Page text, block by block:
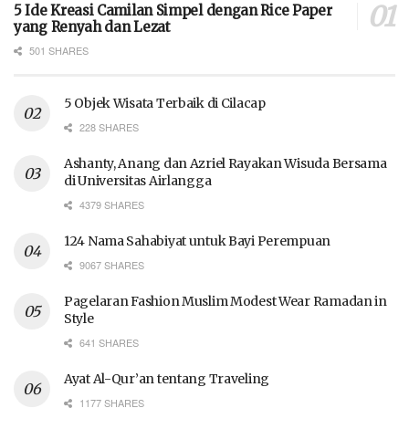
5 Ide Kreasi Camilan Simpel dengan Rice Paper
yang Renyah dan Lezat
501 SHARES
5 Objek Wisata Terbaik di Cilacap
228 SHARES
Ashanty, Anang dan Azriel Rayakan Wisuda Bersama
di Universitas Airlangga
4379 SHARES
124 Nama Sahabiyat untuk Bayi Perempuan
9067 SHARES
Pagelaran Fashion Muslim Modest Wear Ramadan in
Style
641 SHARES
Ayat Al-Qur’an tentang Traveling
1177 SHARES